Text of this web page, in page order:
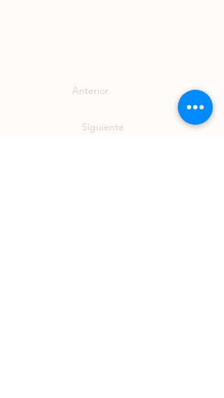
Anterior
Siguiente